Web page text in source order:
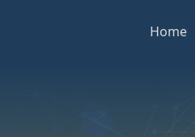
Home